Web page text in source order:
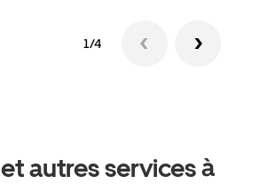
1/4
autres services à